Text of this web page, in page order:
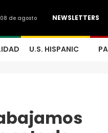
NEWSLETTERS
de agosto
U.S. HISPANIC